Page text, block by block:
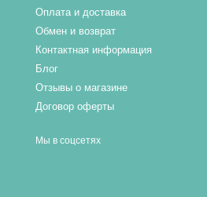
Оплата и доставка
Обмен и возврат
Контактная информация
Блог
Отзывы о магазине
Договор оферты
Мы в соцсетях